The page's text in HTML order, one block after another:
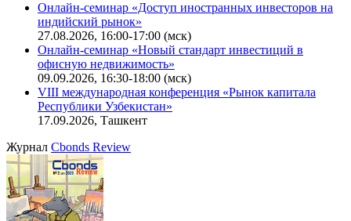
Онлайн-семинар «Доступ иностранных инвесторов на
индийский рынок»
27.08.2026, 16:00-17:00 (мск)
Онлайн-семинар «Новый стандарт инвестиций в
офисную недвижимость»
09.09.2026, 16:30-18:00 (мск)
VIII международная конференция «Рынок капитала
Республики Узбекистан»
17.09.2026, Ташкент
Журнал Cbonds Review